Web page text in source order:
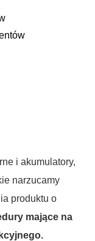
i akumulatory,
narzucamy
produktu o
mające na